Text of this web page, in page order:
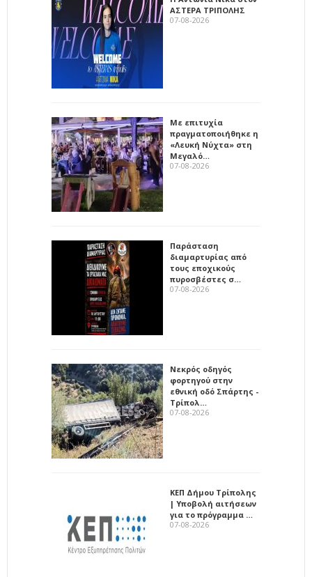
ΑΣΤΕΡΑ ΤΡΙΠΟΛΗΣ
07-08-2026
Με επιτυχία
πραγματοποιήθηκε η
«Λευκή Νύχτα» στη
Μεγαλό…
07-08-2026
Παράσταση
διαμαρτυρίας από
τους εποχικούς
πυροσβέστες σ…
07-08-2026
Νεκρός οδηγός
φορτηγού στην
εθνική οδό Σπάρτης -
Τρίπολ…
07-08-2026
ΚΕΠ Δήμου Τρίπολης
| Υποβολή αιτήσεων
για το πρόγραμμα …
07-08-2026